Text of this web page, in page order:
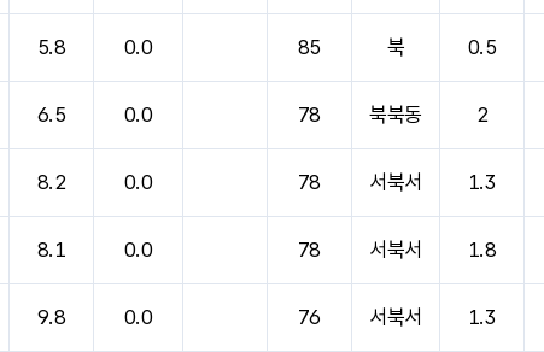
5.8 0.0 85 북 0.5
6.5 0.0 78 북북동 2
8.2 0.0 78 서북서 1.3
8.1 0.0 78 서북서 1.8
9.8 0.0 76 서북서 1.3